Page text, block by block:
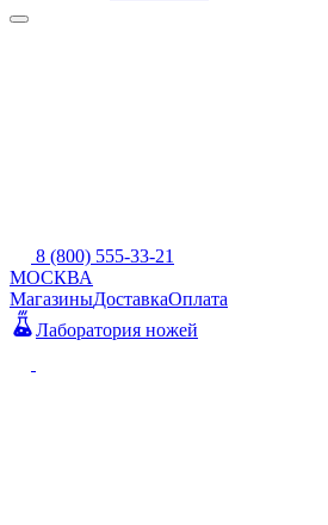
8 (800) 555-33-21
МОСКВА
МагазиныДоставкаОплата
Лаборатория ножей